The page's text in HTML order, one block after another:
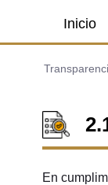
Inicio
En